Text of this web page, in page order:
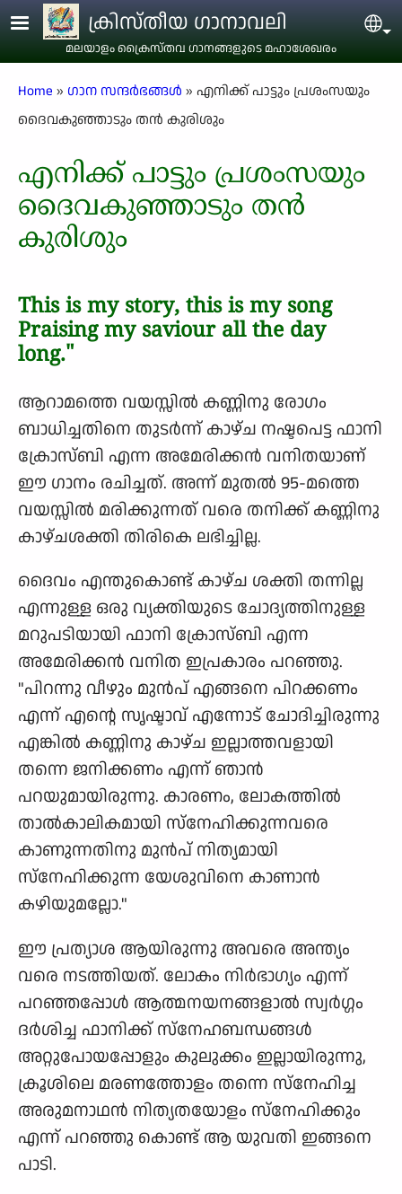
Skip to main contentക്രിസ്തീയ ഗാനാവലി
മലയാളം ക്രൈസ്തവ ഗാനങ്ങളുടെ മഹാശേഖരം
Breadcrumb
Home ഗാന സന്ദര്‍ഭങ്ങള്‍
എനിക്ക് പാട്ടും പ്രശംസയും
ദൈവകുഞ്ഞാടും തൻ കുരിശും
എനിക്ക് പാട്ടും പ്രശംസയും
ദൈവകുഞ്ഞാടും തൻ
കുരിശും
This is my story, this is my song
Praising my saviour all the day
long."
ആറാമത്തെ വയസ്സിൽ കണ്ണിനു രോഗം
ബാധിച്ചതിനെ തുടർന്ന് കാഴ്ച നഷ്ടപെട്ട ഫാനി
ക്രോസ്ബി എന്ന അമേരിക്കൻ വനിതയാണ്
ഈ ഗാനം രചിച്ചത്. അന്ന് മുതൽ 95-മത്തെ
വയസ്സിൽ മരിക്കുന്നത് വരെ തനിക്ക് കണ്ണിനു
കാഴ്ചശക്തി തിരികെ ലഭിച്ചില്ല.
ദൈവം എന്തുകൊണ്ട് കാഴ്ച ശക്തി തന്നില്ല
എന്നുള്ള ഒരു വ്യക്തിയുടെ ചോദ്യത്തിനുള്ള
മറുപടിയായി ഫാനി ക്രോസ്ബി എന്ന
അമേരിക്കൻ വനിത ഇപ്രകാരം പറഞ്ഞു.
"പിറന്നു വീഴും മുൻപ് എങ്ങനെ പിറക്കണം
എന്ന് എന്റെ സൃഷ്ടാവ് എന്നോട് ചോദിച്ചിരുന്നു
എങ്കിൽ കണ്ണിനു കാഴ്ച ഇല്ലാത്തവളായി
തന്നെ ജനിക്കണം എന്ന് ഞാൻ
പറയുമായിരുന്നു. കാരണം, ലോകത്തിൽ
താൽകാലികമായി സ്നേഹിക്കുന്നവരെ
കാണുന്നതിനു മുൻപ് നിത്യമായി
സ്നേഹിക്കുന്ന യേശുവിനെ കാണാൻ
കഴിയുമല്ലോ."
ഈ പ്രത്യാശ ആയിരുന്നു അവരെ അന്ത്യം
വരെ നടത്തിയത്. ലോകം നിർഭാഗ്യം എന്ന്
പറഞ്ഞപ്പോൾ ആത്മനയനങ്ങളാൽ സ്വർഗ്ഗം
ദർശിച്ച ഫാനിക്ക് സ്നേഹബന്ധങ്ങൾ
അറ്റുപോയപ്പോളും കുലുക്കം ഇല്ലായിരുന്നു,
ക്രൂശിലെ മരണത്തോളം തന്നെ സ്നേഹിച്ച
അരുമനാഥൻ നിത്യതയോളം സ്നേഹിക്കും
എന്ന് പറഞ്ഞു കൊണ്ട് ആ യുവതി ഇങ്ങനെ
പാടി.